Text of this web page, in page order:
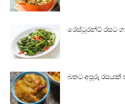
රෙස්ටූරන්ට් රසට
බතට අපූරු රසයක්